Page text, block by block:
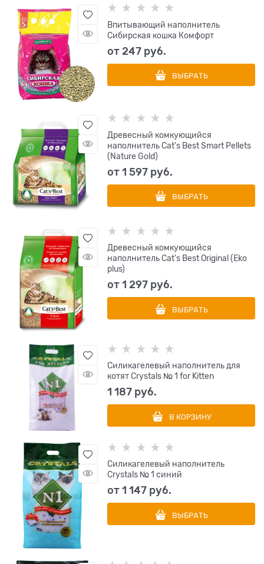
Впитывающий наполнитель
Сибирская кошка Комфорт
от247 руб.
ВЫБРАТЬ
Древесный комкующийся
наполнитель Cat's Best Smart Pellets
(Nature Gold)
от1 597 руб.
ВЫБРАТЬ
Древесный комкующийся
наполнитель Cat's Best Original (Eko
plus)
от1 297 руб.
ВЫБРАТЬ
Силикагелевый наполнитель для
котят Crystals № 1 for Kitten
1 187 руб.
В КОРЗИНУ
Силикагелевый наполнитель
Crystals № 1 синий
от1 147 руб.
ВЫБРАТЬ